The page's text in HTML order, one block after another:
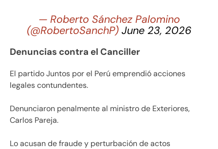
— Roberto Sánchez Palomino
(@RobertoSanchP) June 23, 2026
Denuncias contra el Canciller
El partido Juntos por el Perú emprendió acciones
legales contundentes.
Denunciaron penalmente al ministro de Exteriores,
Carlos Pareja.
Lo acusan de fraude y perturbación de actos